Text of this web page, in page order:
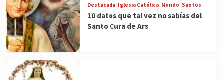
Destacada Iglesia Católica Mundo Santos
10 datos que tal vez no sabías del
Santo Cura de Ars